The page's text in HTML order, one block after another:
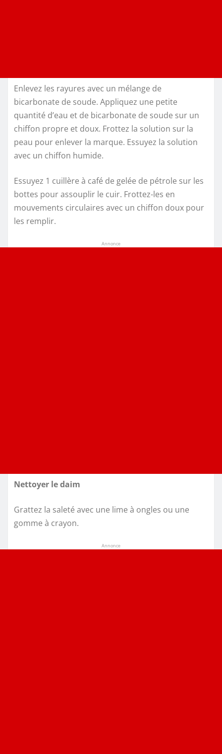
Enlevez les rayures avec un mélange de
bicarbonate de soude. Appliquez une petite
quantité d’eau et de bicarbonate de soude sur un
chiffon propre et doux. Frottez la solution sur la
peau pour enlever la marque. Essuyez la solution
avec un chiffon humide.
Essuyez 1 cuillère à café de gelée de pétrole sur les
bottes pour assouplir le cuir. Frottez-les en
mouvements circulaires avec un chiffon doux pour
les remplir.
Annonce
Nettoyer le daim
Grattez la saleté avec une lime à ongles ou une
gomme à crayon.
Annonce